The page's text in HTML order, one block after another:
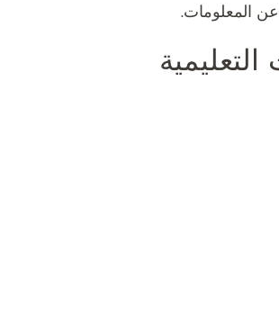
المعلومات.